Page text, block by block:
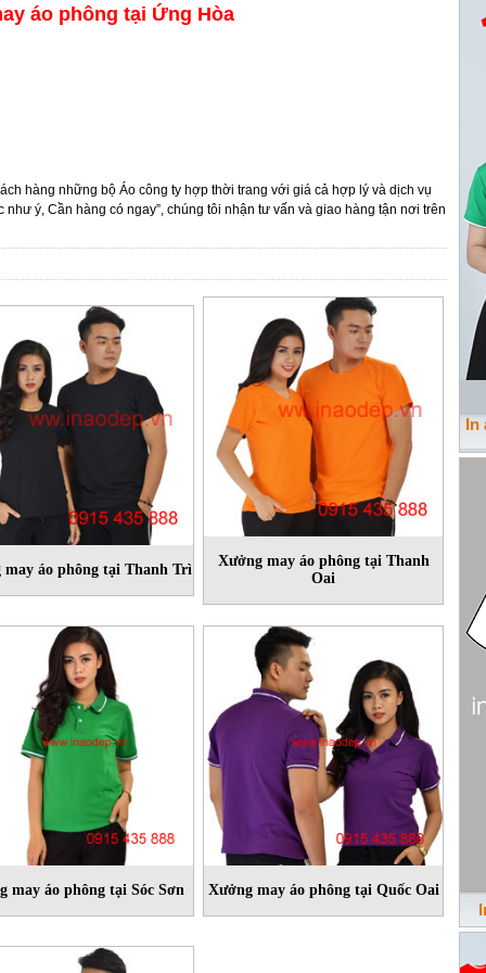
áo phông tại Ứng Hòa
hàng những bộ Áo công ty hợp thời trang với giá cả hợp lý và dịch vụ
ý, Cần hàng có ngay”, chúng tôi nhận tư vấn và giao hàng tận nơi trên
may áo phông tại Thanh Trì
Xưởng may áo phông tại Thanh
Oai
may áo phông tại Sóc Sơn Xưởng may áo phông tại Quốc Oai
In